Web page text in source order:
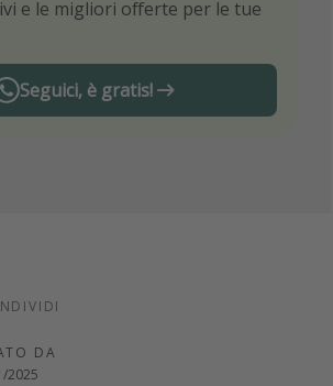
e le migliori offerte per le tue
Seguici, è gratis!
DA
2025